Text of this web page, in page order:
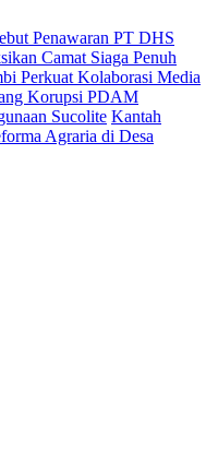
Penawaran PT DHS
Camat Siaga Penuh
Perkuat Kolaborasi Media
Korupsi PDAM
Sucolite Kantah
Agraria di Desa